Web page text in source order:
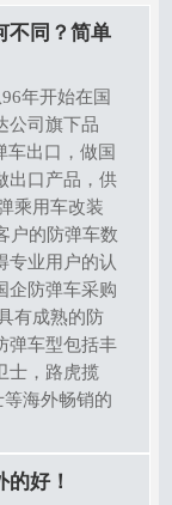
不同？简单
年开始在国
公司旗下品
车出口，做国
出口产品，供
乘用车改装
户的防弹车数
专业用户的认
企防弹车采购
有成熟的防
弹车型包括丰
士，路虎揽
海外畅销的
好！